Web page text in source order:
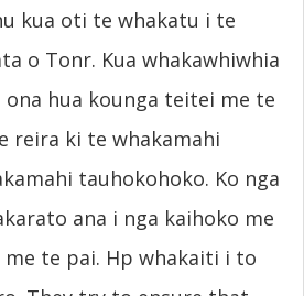
kua oti te whakatu i te
o Tonr. Kua whakawhiwhia
hua kounga teitei me te
reira ki te whakamahi
tauhokohoko. Ko nga
ana i nga kaihoko me
te pai. Hp whakaiti i to